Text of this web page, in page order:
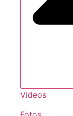
Videos